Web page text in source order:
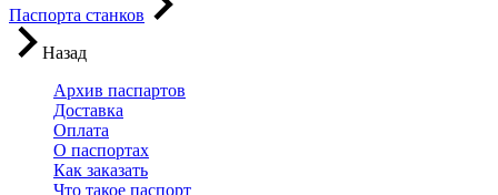
Паспорта станков
Назад
Архив паспартов
Доставка
Оплата
О паспортах
Как заказать
Что такое паспорт